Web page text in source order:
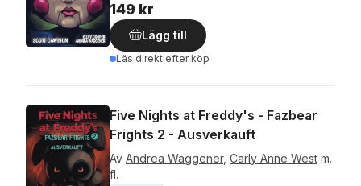
149 kr
Lägg till
Läs direkt efter köp
Five Nights at Freddy's - Fazbear
Frights 2 - Ausverkauft
Av Andrea Waggener, Carly Anne West m.
fl.